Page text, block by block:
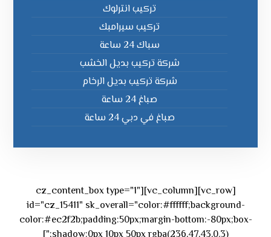
تركيب انترلوك
تركيب سيرامبك
سباك 24 ساعة
شركة تركيب بديل الخشب
شركة تركيب بديل الرخام
صباغ 24 ساعة
صباغ في دبي 24 ساعة
[vc_row][vc_column][cz_content_box type="1"
id="cz_15411" sk_overall="color:#ffffff;background-
color:#ec2f2b;padding:50px;margin-bottom:-80px;box-